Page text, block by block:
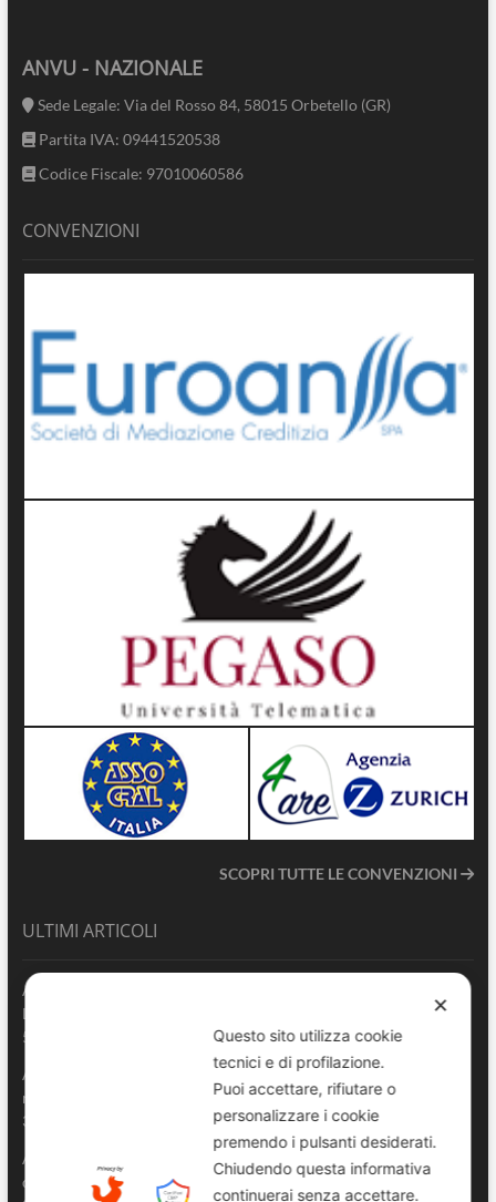
ANVU - NAZIONALE
Sede Legale: Via del Rosso 84, 58015 Orbetello (GR)
Partita IVA: 09441520538
Codice Fiscale: 97010060586
CONVENZIONI
SCOPRI TUTTE LE CONVENZIONI
ULTIMI ARTICOLI
ANVU Sicilia esprime piena vicinanza al Comando di Polizia
Locale di Catania e all’Agente gravemente ferito in servizio
5 Agosto 2026
ANVU Sicilia News – Episodio 3 | Sicurezza urbana: una
responsabilità condivisa
3 Agosto 2026
ANVU richiama gli Enti locali sull’obbligo di destinare i proventi
delle sanzioni a previdenza e assistenza della Polizia Locale
✕
Questo sito utilizza cookie
tecnici e di profilazione.
Puoi accettare, rifiutare o
personalizzare i cookie
premendo i pulsanti desiderati.
Chiudendo questa informativa
continuerai senza accettare.